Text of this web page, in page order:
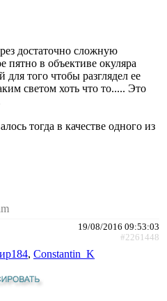
достаточно сложную
пятно в объективе окуляра
того чтобы разглядел ее
светом хоть что то..... Это
тогда в качестве одного из
19/08/2016 09:53:03
#2261448
, Constantin_K